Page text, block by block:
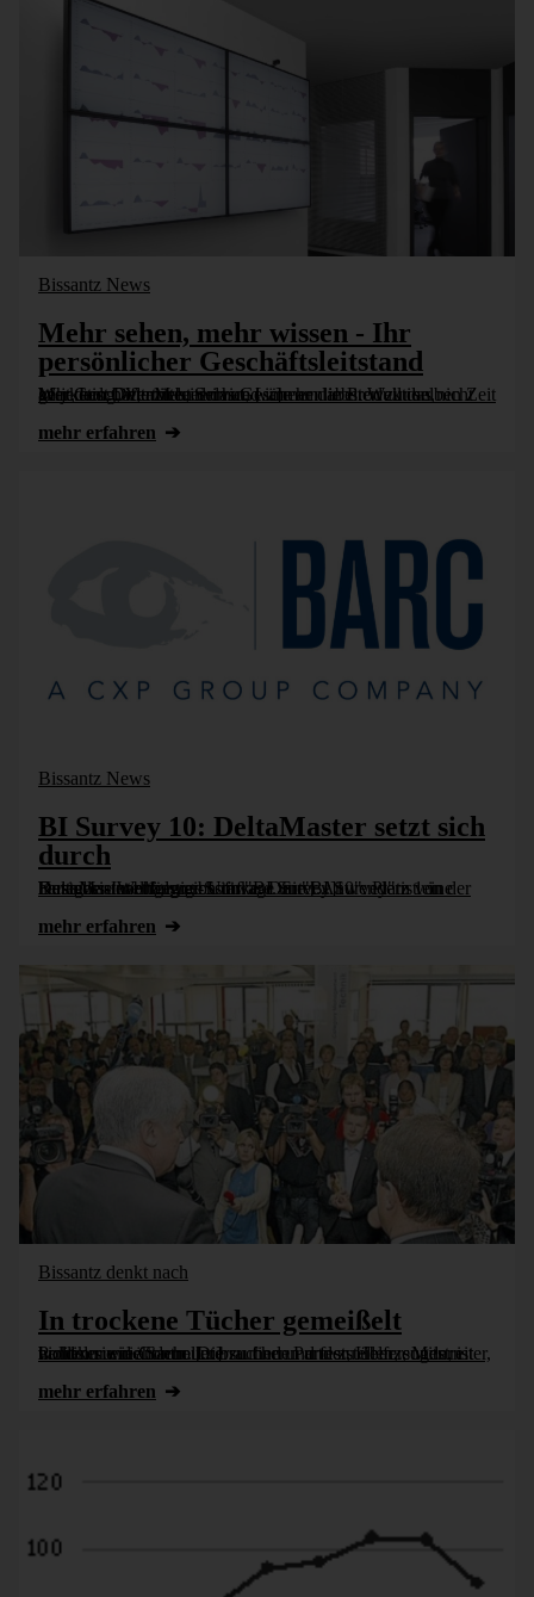
Bissantz News
Mehr sehen, mehr wissen - Ihr
persönlicher Geschäftsleitstand
Wer Geschäfte zu leiten hat, wäre am liebsten zur selben Zeit an jedem Ort, mitten drin und immer dabei. Weil das nicht geht, holt DeltaMaster das Geschehen in Produktion, Marketing, Vertrieb, Service [...]
mehr erfahren
Bissantz News
BI Survey 10: DeltaMaster setzt sich
durch
DeltaMaster erfolgreich im "BI Survey 10": Platz 1 in der Kategorie Wettbewerbsstärke. Der "BI Survey" ist eine herstellerunabhängige Umfrage unter Anwendern von Business-Intelligence-Software. Sie [...]
mehr erfahren
Bissantz denkt nach
In trockene Tücher gemeißelt
Politiker wie Controller brauchen Partner, Helfer, Mitstreiter, wollen sie nicht nur untersuchen und feststellen, sondern handeln und ändern. Die zu finden und zu überzeugen, ist nicht nur eine Sache [...]
mehr erfahren